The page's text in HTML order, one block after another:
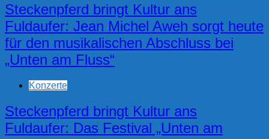
Steckenpferd bringt Kultur ans
Fuldaufer: Jean Michel Aweh sorgt heute
für den musikalischen Abschluss bei
„Unten am Fluss“
Konzerte
Steckenpferd bringt Kultur ans
Fuldaufer: Das Festival „Unten am